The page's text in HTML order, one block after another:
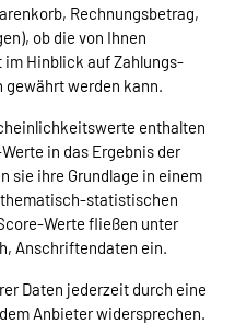
Rechnungsbetrag,
ob die von Ihnen
Hinblick auf Zahlungs-
werden kann.
enthalten
in das Ergebnis der
sie ihre Grundlage in einem
statistischen
Werte fließen unter
Anschriftendaten ein.
Daten jederzeit durch eine
Anbieter widersprechen.